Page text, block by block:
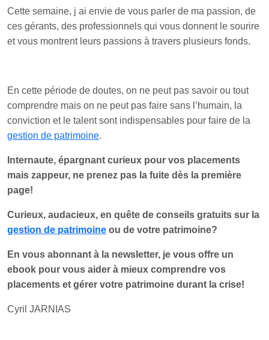
Cette semaine, j ai envie de vous parler de ma passion, de
ces gérants, des professionnels qui vous donnent le sourire
et vous montrent leurs passions à travers plusieurs fonds.
En cette période de doutes, on ne peut pas savoir ou tout
comprendre mais on ne peut pas faire sans l’humain, la
conviction et le talent sont indispensables pour faire de la
gestion de patrimoine.
Internaute, épargnant curieux pour vos placements
mais zappeur, ne prenez pas la fuite dès la première
page!
Curieux, audacieux, en quête de conseils gratuits sur la
gestion de patrimoine ou de votre patrimoine?
En vous abonnant à la newsletter, je vous offre un
ebook pour vous aider à mieux comprendre vos
placements et gérer votre patrimoine durant la crise!
Cyril JARNIAS